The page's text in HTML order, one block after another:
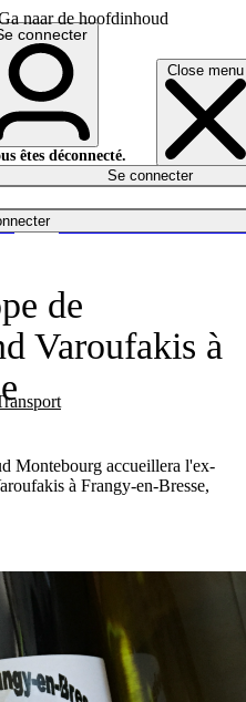
naar de hoofdinhoud
Close menu
connecter
êtes déconnecté.
Se connecter
de
Varoufakis à
Montebourg accueillera l'ex-
à Frangy-en-Bresse,